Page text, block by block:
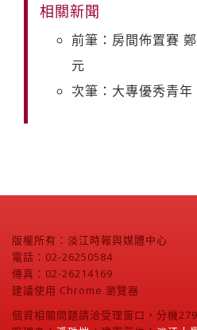
相關新聞
前筆：房間佈置賽
元
次筆：大專優秀青
版權所有：淡江時報與媒體中心
電話：02-26250584
傳真：02-26214169
建議使用 Chrome 瀏覽器
個資相關問題請洽受理窗口，分機